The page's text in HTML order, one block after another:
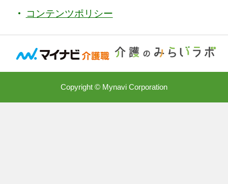
コンテンツポリシー
Copyright © Mynavi Corporation